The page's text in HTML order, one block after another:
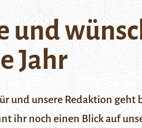
Jahr
und unsere Redaktion geht
ihr noch einen Blick auf